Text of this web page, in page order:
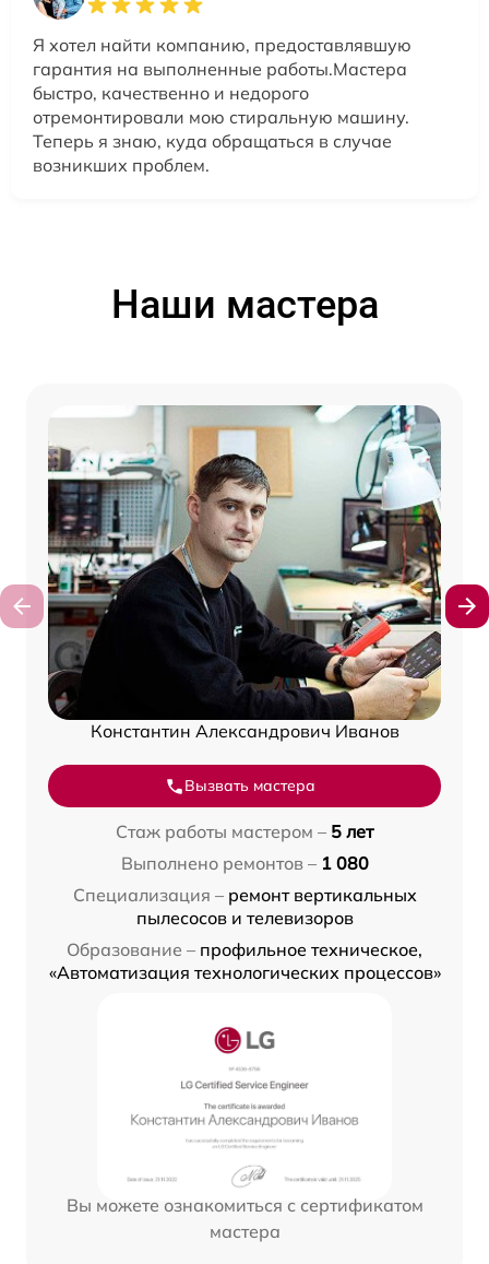
Я хотел найти компанию, предоставлявшую
гарантия на выполненные работы.Мастера
быстро, качественно и недорого
отремонтировали мою стиральную машину.
Теперь я знаю, куда обращаться в случае
возникших проблем.
Наши мастера
Константин Александрович Иванов
Вызвать мастера
Стаж работы мастером – 5 лет
Выполнено ремонтов – 1 080
Специализация – ремонт вертикальных
пылесосов и телевизоров
Образование – профильное техническое,
«Автоматизация технологических процессов»
Вы можете ознакомиться с сертификатом
мастера